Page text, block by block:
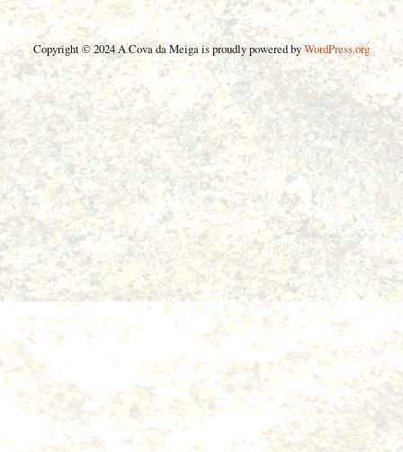
Copyright © 2024 A Cova da Meiga is proudly powered byWordPress.org